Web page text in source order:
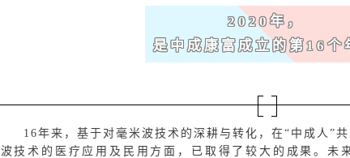
2020年，
是中成康富成立的第16个
16年来，基于对毫米波技术的深耕与转化，在“中成人”
波技术的医疗应用及民用方面，已取得了较大的成果。未